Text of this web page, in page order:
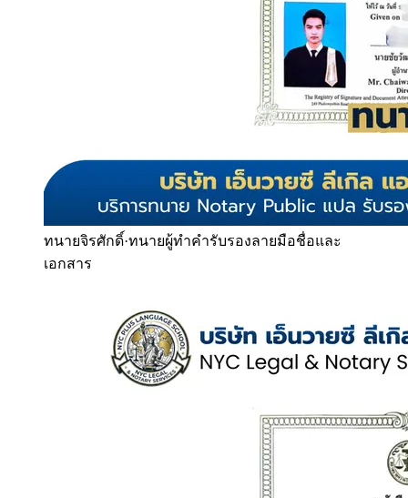
ทนายจิรศักดิ์·ทนายผู้ทำคำรับรองลายมือชื่อและ
เอกสาร